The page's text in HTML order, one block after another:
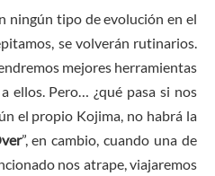
ningún tipo de evolución en el
se volverán rutinarios.
mejores herramientas
ellos. Pero… ¿qué pasa si nos
el propio Kojima, no habrá la
”, en cambio, cuando una de
nos atrape, viajaremos